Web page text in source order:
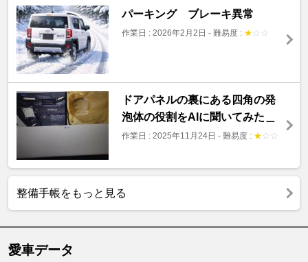
パーキング ブレーキ異常
作業日 : 2026年2月2日 - 難易度 : ★ ☆ ☆
ドアパネルの裏にある四角の発
泡体の役割をAIに聞いてみた＿
作業日 : 2025年11月24日 - 難易度 : ★ ☆ ☆
整備手帳をもっと見る
愛車データ